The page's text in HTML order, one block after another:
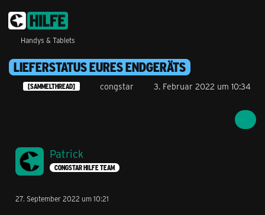
Handys & Tablets
LIEFERSTATUS EURES ENDGERÄTS
[SAMMELTHREAD] congstar 3. Februar 2022 um 10:34
Patrick
CONGSTAR HILFE TEAM
27. September 2022 um 10:21